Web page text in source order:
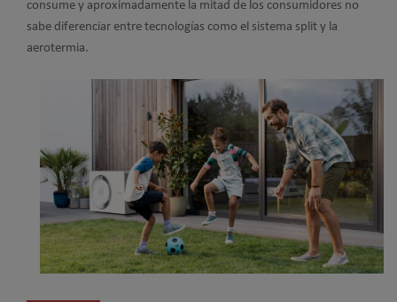
consume y aproximadamente la mitad de los consumidores no
sabe diferenciar entre tecnologías como el sistema split y la
aerotermia.